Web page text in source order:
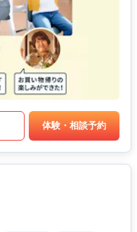
体験・相談予約